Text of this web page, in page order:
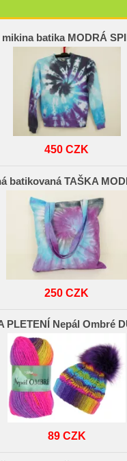
mikina batika MODRÁ
450 CZK
batikovaná TAŠKA
250 CZK
PLETENÍ Nepál Ombré
89 CZK